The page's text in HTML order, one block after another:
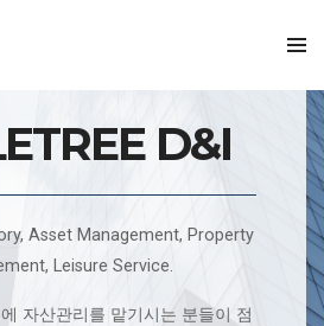
D&I
Asset Management, Property
Leisure Service.
자산관리를 맡기시는 분들이 점